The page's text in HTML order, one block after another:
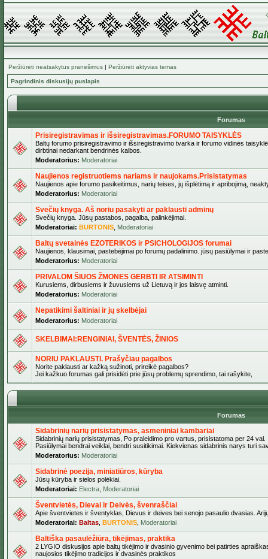
Peržiūrėti neatsakytus pranešimus | Peržiūrėti aktyvias temas
Pagrindinis diskusijų puslapis
Forumas
Prisiregistravimas ir išsiregistravimas.FORUMO TAISYKLĖS
Baltų forumo prisiregistravimo ir išsiregistravimo tvarka ir forumo vidinės
dirbtinai nedarkant bendrinės kalbos.
Moderatorius: Moderatoriai
Naujienos registruotiems nariams ir naujokams.Prisistatymas
Naujienos apie forumo pasikeitimus, narių teises, jų išplėtimą ir apribojimą,
Moderatorius: Moderatoriai
Svečių knyga. Aš noriu pasakyti ar paklausti adminų
Svečių knyga. Jūsų pastabos, pagalba, palinkėjimai.
Moderatoriai: BURTONIS Moderatoriai
Baltų svetainės EZOTERIKOS ir PSICHOLOGIJOS forumai
Naujienos, klausimai, pastebėjimai po forumų padalinimo. jūsų pasiūlymai ir
Moderatorius: Moderatoriai
PRIVALOM ŠIUOS ŽMONES GERBTI IR ATSIMINTI
Kurusiems, dirbusiems ir žuvusiems už Lietuvą ir jos laisvę atminti.
Moderatorius: Moderatoriai
Nepatikimi šaltiniai ir jų skelbėjai
Moderatorius: Moderatoriai
SKELBIMAI:RENGINIAI, ŠVENTĖS, ŽINIOS
NORIU PAKLAUSTI. Prašyčiau pagalbos
Norite paklausti ar kažką sužinoti, prireikė pagalbos?
Jei kažkuo forumas gali prisidėti prie jūsų problemų sprendimo, tai rašykite,
Forumas
Sidabrinių narių prisistatymas, asmeniniai kambariai
Sidabrinių narių prisistatymas, Po praleidimo pro vartus, prisistatoma per 24 val.
Pasiūlymai bendrai veiklai, bendri susitikimai. Kiekvienas sidabrinis narys turi
Moderatorius: Moderatoriai
Sidabrinė poezija, miniatiūros, kūryba
Jūsų kūryba ir sielos polėkiai.
Moderatoriai: Electra Moderatoriai
Šventvietės, Dievai ir Deivės, švenraščiai
Apie šventvietes ir šventyklas, Dievus ir deives bei senojo pasaulio dvasias.
Moderatoriai: Baltas BURTONIS Moderatoriai
Baltiška pasaulėžiūra, tikėjimas, praktika
2 LYGIO diskusijos apie baltų tikėjimo ir dvasinio gyvenimo bei patirties
naujosios tikėjimo tradicijos ir dvasinės praktikos